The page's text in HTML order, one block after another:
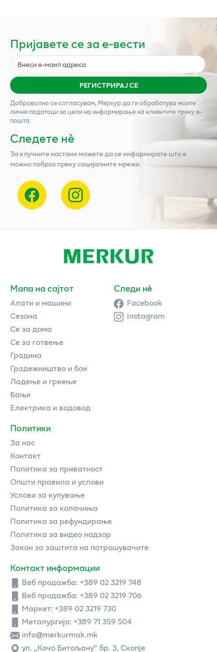
Пријавете се за е-вести
РЕГИСТРИРАЈ СЕ
Доброволно се согласувам, Меркурда ги обработува моите
лични податоци за цели на информирање на клиентите преку е-
пошта.
Следете нѐ
За клучните настани можете да се информирате што е
можно побрзо преку социјалните мрежи.
Мапа на сајтот
Алати и машини
Сезона
Се за дома
Се за готвење
Градина
Градежништво и бои
Ладење и греење
Бањи
Електрика и водовод
Политики
За нас
Контакт
Политика за приватност
Општи правила и услови
Услови за купување
Политика за колачиња
Политика за рефундирање
Политика за видео надзор
Закон за заштита на потрошувачите
Контакт информации
Веб продажба: +389 02 3219 748
Веб продажба: +389 02 3219 706
Маркет: +389 02 3219 730
Металургија: +389 71 359 504
info@merkurmak.mk
ул. „Кочо Битољану“ бр. 3, Скопје
Следи нè
Facebook
Instagram